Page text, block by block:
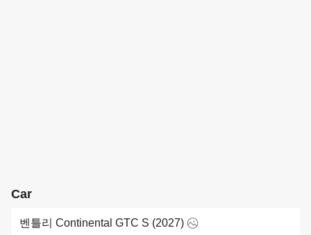
Car
벤틀리 Continental GTC S (2027)